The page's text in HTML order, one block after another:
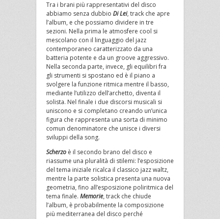
Tra i brani più rappresentativi del disco
abbiamo senza dubbio Di Lei, track che apre
l’album, e che possiamo dividere in tre
sezioni. Nella prima le atmosfere cool si
mescolano con il linguaggio del jazz
contemporaneo caratterizzato da una
batteria potente e da un groove aggressivo.
Nella seconda parte, invece, gli equilibri fra
gli strumenti si spostano ed è il piano a
svolgere la funzione ritmica mentre il basso,
mediante l’utilizzo dell’archetto, diventa il
solista. Nel finale i due discorsi musicali si
uniscono e si completano creando un’unica
figura che rappresenta una sorta di minimo
comun denominatore che unisce i diversi
sviluppi della song.
Scherzo è il secondo brano del disco e
riassume una pluralità di stilemi: l’esposizione
del tema iniziale ricalca il classico jazz waltz,
mentre la parte solistica presenta una nuova
geometria, fino all’esposizione poliritmica del
tema finale. Memorie, track che chiude
l’album, è probabilmente la composizione
più mediterranea del disco perché